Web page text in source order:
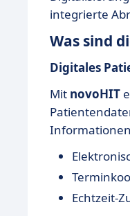
integrierte
Was sind
Digitales
Mit novoHIT
Echtzeit-